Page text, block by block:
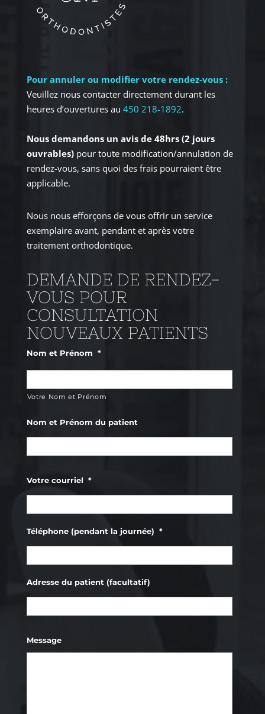
Pour annuler ou modifier votre rendez-vous :
Veuillez nous contacter directement durant les
heures d’ouvertures au 450 218-1892.
Nous demandons un avis de 48hrs (2 jours
ouvrables)pour toute modification/annulation de
rendez-vous, sans quoi des frais pourraient être
applicable.
Nous nous efforçons de vous offrir un service
exemplaire avant, pendant et après votre
traitement orthodontique.
DEMANDE DE RENDEZ-
VOUS POUR
CONSULTATION
NOUVEAUX PATIENTS
Nom et Prénom *
Votre Nom et Prénom
Nom et Prénom du patient
Votre courriel *
Téléphone (pendant la journée) *
Adresse du patient (facultatif)
Message